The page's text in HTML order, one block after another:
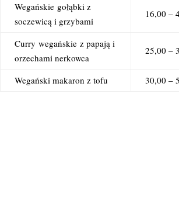
Wegańskie gołąbki z
soczewicą i grzybami
16,00 –
Curry wegańskie z papają i
orzechami nerkowca
25,00 –
Wegański makaron z tofu 30,00 –